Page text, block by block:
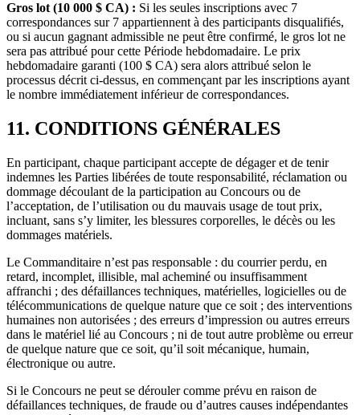
Gros lot (10 000 $ CA) : Si les seules inscriptions avec 7
correspondances sur 7 appartiennent à des participants disqualifiés,
ou si aucun gagnant admissible ne peut être confirmé, le gros lot ne
sera pas attribué pour cette Période hebdomadaire. Le prix
hebdomadaire garanti (100 $ CA) sera alors attribué selon le
processus décrit ci-dessus, en commençant par les inscriptions ayant
le nombre immédiatement inférieur de correspondances.
11. CONDITIONS GÉNÉRALES
En participant, chaque participant accepte de dégager et de tenir
indemnes les Parties libérées de toute responsabilité, réclamation ou
dommage découlant de la participation au Concours ou de
l’acceptation, de l’utilisation ou du mauvais usage de tout prix,
incluant, sans s’y limiter, les blessures corporelles, le décès ou les
dommages matériels.
Le Commanditaire n’est pas responsable : du courrier perdu, en
retard, incomplet, illisible, mal acheminé ou insuffisamment
affranchi ; des défaillances techniques, matérielles, logicielles ou de
télécommunications de quelque nature que ce soit ; des interventions
humaines non autorisées ; des erreurs d’impression ou autres erreurs
dans le matériel lié au Concours ; ni de tout autre problème ou erreur
de quelque nature que ce soit, qu’il soit mécanique, humain,
électronique ou autre.
Si le Concours ne peut se dérouler comme prévu en raison de
défaillances techniques, de fraude ou d’autres causes indépendantes